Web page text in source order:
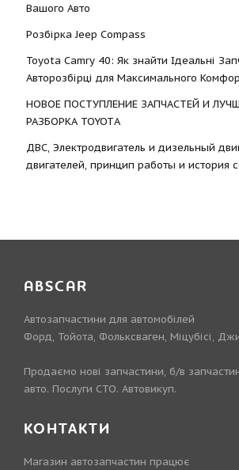
Вашого Авто
Розбірка Jeep Compass
Toyota Camry 40: Як знайти Ідеальні
Авторозбірці для Максимального
НОВОЕ ПОСТУПЛЕНИЕ ЗАПЧАСТЕЙ И
РАЗБОРКА TOYOTА
ДВС, Электродвигатель и дизельный
двигателей, принцип работы и история
ABSCAR
Автозапчастини для автомобілей
Форд, Тойота, Фольксваген, Міцубісі,
Продаємо нові запчастини, б/в
авто. Послуги СТО. Автовикуп.
КОНТАКТИ
Магазин автозапчастин працює